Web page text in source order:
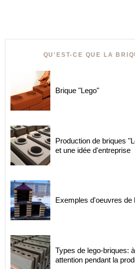
QU'EST-CE QUE LA
Brique "Lego"
Production de briques
et une idée d'entreprise
Exemples d'oeuvres de
Types de lego-briques:
attention pendant la